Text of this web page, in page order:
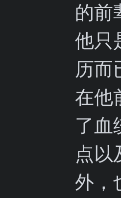
的前
他只
历而
在他
了血
点以
外，